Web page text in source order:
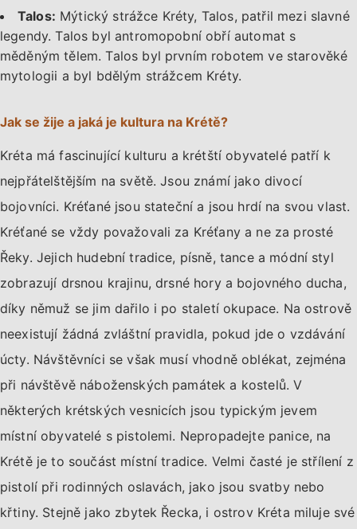
Talos: Mýtický strážce Kréty, Talos, patřil mezi slavné
legendy. Talos byl antromopobní obří automat s
měděným tělem. Talos byl prvním robotem ve starověké
mytologii a byl bdělým strážcem Kréty.
Jak se žije a jaká je kultura na Krétě?
Kréta má fascinující kulturu a krétští obyvatelé patří k
nejpřátelštějším na světě. Jsou známí jako divocí
bojovníci. Kréťané jsou stateční a jsou hrdí na svou vlast.
Kréťané se vždy považovali za Kréťany a ne za prosté
Řeky. Jejich hudební tradice, písně, tance a módní styl
zobrazují drsnou krajinu, drsné hory a bojovného ducha,
díky němuž se jim dařilo i po staletí okupace. Na ostrově
neexistují žádná zvláštní pravidla, pokud jde o vzdávání
úcty. Návštěvníci se však musí vhodně oblékat, zejména
při návštěvě náboženských památek a kostelů. V
některých krétských vesnicích jsou typickým jevem
místní obyvatelé s pistolemi. Nepropadejte panice, na
Krétě je to součást místní tradice. Velmi časté je střílení z
pistolí při rodinných oslavách, jako jsou svatby nebo
křtiny. Stejně jako zbytek Řecka, i ostrov Kréta miluje své